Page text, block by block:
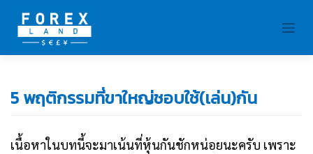
content
5 พฤติกรรมที่ขาใหญ่ชอบใช้(เล่น)กัน
เนื้อหาในบทนี้จะมาเน้นที่หุ้นกันชักหน่อยนะครับ เพราะ